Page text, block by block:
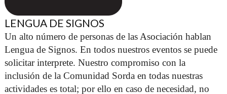
LENGUA DE SIGNOS
Un alto número de personas de las Asociación hablan
Lengua de Signos. En todos nuestros eventos se puede
solicitar interprete. Nuestro compromiso con la
inclusión de la Comunidad Sorda en todas nuestras
actividades es total; por ello en caso de necesidad, no